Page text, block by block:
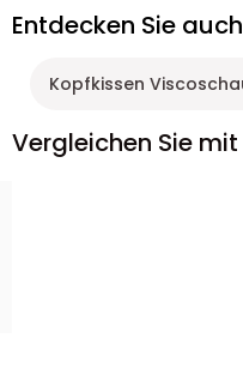
Entdecken Sie auch
Kopfkissen
Vergleichen Sie